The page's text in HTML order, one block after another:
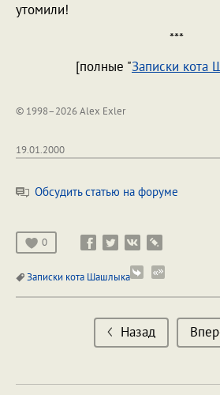
утомили!
***
[полные "Записки кота
© 1998–2026 Alex Exler
19.01.2000
Обсудить статью на форуме
0
Записки кота Шашлыка
Назад